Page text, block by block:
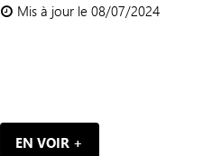
Mis à jour le 08/07/2024
EN VOIR +